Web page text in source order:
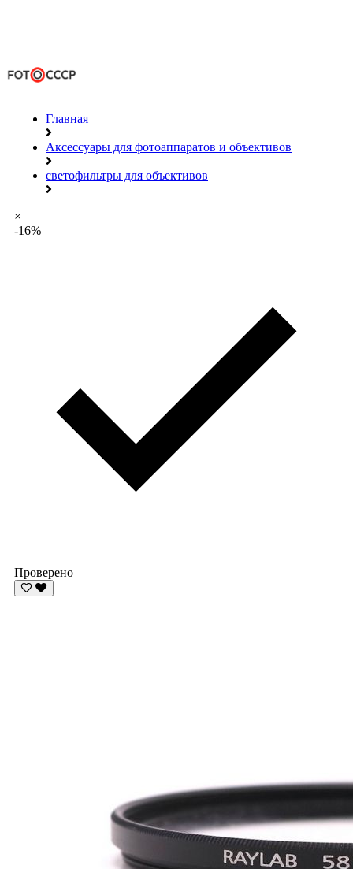
Главная
Аксессуары для фотоаппаратов и объективов
светофильтры для объективов
×
-16%
Проверено